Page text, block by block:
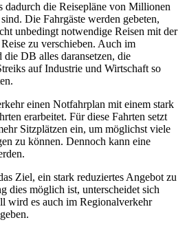
dadurch die Reisepläne von Millionen
Die Fahrgäste werden gebeten,
unbedingt notwendige Reisen mit der
zu verschieben. Auch im
DB alles daransetzen, die
auf Industrie und Wirtschaft so
einen Notfahrplan mit einem stark
erarbeitet. Für diese Fahrten setzt
Sitzplätzen ein, um möglichst viele
zu können. Dennoch kann eine
Ziel, ein stark reduziertes Angebot zu
dies möglich ist, unterscheidet sich
wird es auch im Regionalverkehr